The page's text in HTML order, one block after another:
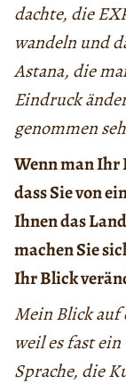
dachte, die
wandeln und
Astana, die
Eindruck
genommen
Wenn man Ihr
dass Sie von
Ihnen das
machen Sie
Ihr Blick
Mein Blick auf
weil es fast
Sprache, die